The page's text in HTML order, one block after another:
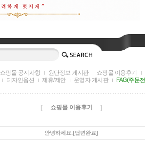
쇼핑몰 공지사항 원단정보 게시판 쇼핑몰 이용후기
디자인옵션 제휴/제안 운영자 게시판 FAG(주문
[ 쇼핑몰 이용후기 ]
안녕하세요.[답변완료]